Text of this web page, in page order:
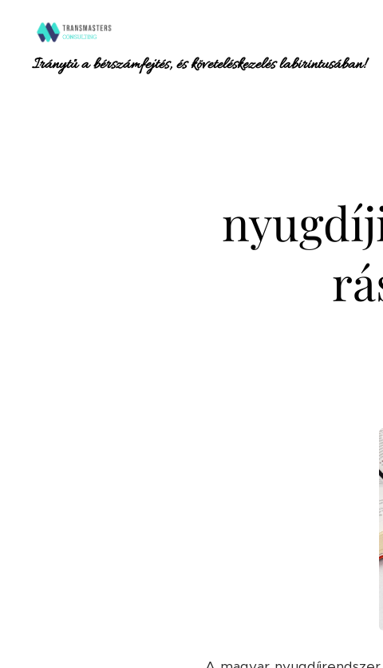
Iránytű a bérszámfejtés, és követeléskezelés labirintusában!